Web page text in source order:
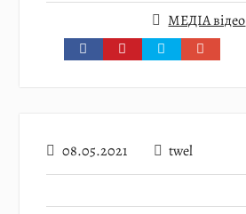
МЕДІА відео
08.05.2021 twel